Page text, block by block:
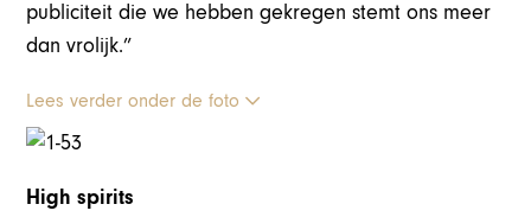
publiciteit die we hebben gekregen stemt ons meer
dan vrolijk.”
Lees verder onder de foto
High spirits